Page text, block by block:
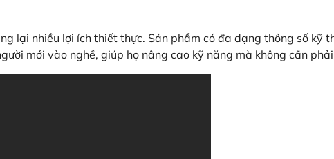
lại nhiều lợi ích thiết thực. Sản phẩm có đa dạng thông số kỹ
mới vào nghề, giúp họ nâng cao kỹ năng mà không cần